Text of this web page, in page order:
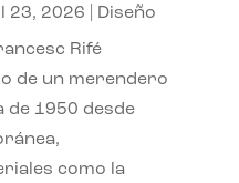
23, 2026 Diseño
Rifé
de un merendero
de 1950 desde
como la